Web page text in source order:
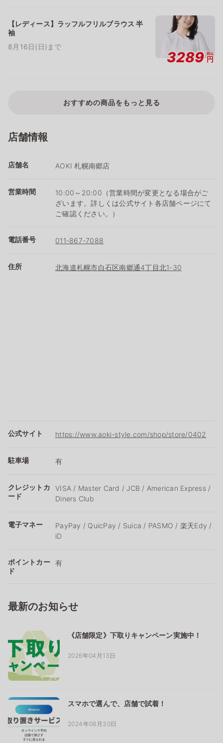
【レディース】ラッフルフリルブラウス 半
袖
8月16日(日)まで
3289 税込
円
おすすめの商品をもっと見る
店舗情報
店舗名 AOKI 札幌南郷店
営業時間
10:00～20:00（営業時間が変更となる場合がご
ざいます。詳しくは公式サイト各店舗ページにて
ご確認ください。）
電話番号 011-867-7088
住所 北海道札幌市白石区南郷通4丁目北1-30
公式サイト https://www.aoki-style.com/shop/store/0402
駐車場 有
クレジットカ
ード
VISA / Master Card / JCB / American Express /
Diners Club
電子マネー
PayPay / QuicPay / Suica / PASMO / 楽天Edy /
iD
ポイントカー
ド
有
最新のお知らせ
《店舗限定》下取りキャンペーン実施中！
2026年04月13日
スマホで選んで、店舗で試着！
2024年08月30日